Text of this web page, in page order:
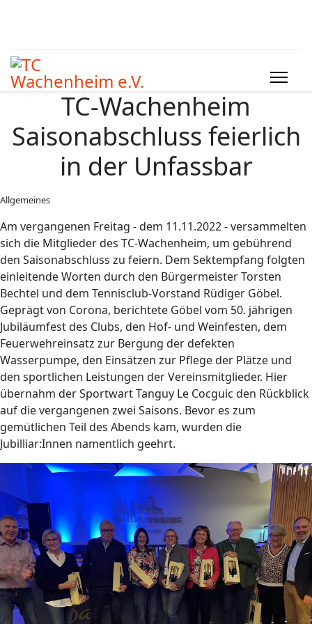
TC-Wachenheim
Saisonabschluss feierlich
in der Unfassbar
Allgemeines
Am vergangenen Freitag - dem 11.11.2022 - versammelten
sich die Mitglieder des TC-Wachenheim, um gebührend
den Saisonabschluss zu feiern. Dem Sektempfang folgten
einleitende Worten durch den Bürgermeister Torsten
Bechtel und dem Tennisclub-Vorstand Rüdiger Göbel.
Geprägt von Corona, berichtete Göbel vom 50. jährigen
Jubiläumfest des Clubs, den Hof- und Weinfesten, dem
Feuerwehreinsatz zur Bergung der defekten
Wasserpumpe, den Einsätzen zur Pflege der Plätze und
den sportlichen Leistungen der Vereinsmitglieder. Hier
übernahm der Sportwart Tanguy Le Cocguic den Rückblick
auf die vergangenen zwei Saisons. Bevor es zum
gemütlichen Teil des Abends kam, wurden die
Jubilliar:Innen namentlich geehrt.